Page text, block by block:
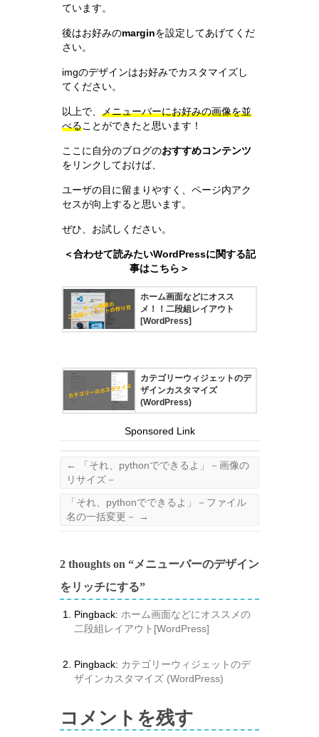
ています。
後はお好みのmarginを設定してあげてくだ
さい。
imgのデザインはお好みでカスタマイズし
てください。
以上で、 メニューバーにお好みの画像を並
べることができたと思います！
ここに自分のブログのおすすめコンテンツ
をリンクしておけば、
ユーザの目に留まりやすく、ページ内アク
セスが向上すると思います。
ぜひ、お試しください。
＜合わせて読みたいWordPressに関する記
事はこちら＞
ホーム画面などにオスス
メ！！二段組レイアウト
[WordPress]
カテゴリーウィジェットのデ
ザインカスタマイズ
(WordPress)
Sponsored Link
←
「それ、pythonでできるよ」－画像の
リサイズ－
「それ、pythonでできるよ」－ファイル
名の一括変更－
→
2 thoughts on “メニューバーのデザイン
をリッチにする”
Pingback: ホーム画面などにオススメの
二段組レイアウト[WordPress]
Pingback: カテゴリーウィジェットのデ
ザインカスタマイズ (WordPress)
コメントを残す